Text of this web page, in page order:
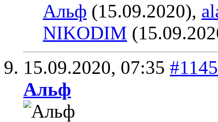
Альф (15.09.2020),
NIKODIM
15.09.2020, 07:35
Альф